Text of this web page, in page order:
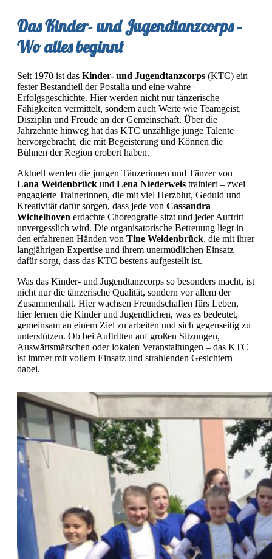
Das Kinder- und Jugendtanzcorps –
Wo alles beginnt
Seit 1970 ist das Kinder- und Jugendtanzcorps (KTC) ein
fester Bestandteil der Postalia und eine wahre
Erfolgsgeschichte. Hier werden nicht nur tänzerische
Fähigkeiten vermittelt, sondern auch Werte wie Teamgeist,
Disziplin und Freude an der Gemeinschaft. Über die
Jahrzehnte hinweg hat das KTC unzählige junge Talente
hervorgebracht, die mit Begeisterung und Können die
Bühnen der Region erobert haben.
Aktuell werden die jungen Tänzerinnen und Tänzer von
Lana Weidenbrück und Lena Niederweis trainiert – zwei
engagierte Trainerinnen, die mit viel Herzblut, Geduld und
Kreativität dafür sorgen, dass jede von Cassandra
Wichelhoven erdachte Choreografie sitzt und jeder Auftritt
unvergesslich wird. Die organisatorische Betreuung liegt in
den erfahrenen Händen von Tine Weidenbrück, die mit ihrer
langjährigen Expertise und ihrem unermüdlichen Einsatz
dafür sorgt, dass das KTC bestens aufgestellt ist.
Was das Kinder- und Jugendtanzcorps so besonders macht, ist
nicht nur die tänzerische Qualität, sondern vor allem der
Zusammenhalt. Hier wachsen Freundschaften fürs Leben,
hier lernen die Kinder und Jugendlichen, was es bedeutet,
gemeinsam an einem Ziel zu arbeiten und sich gegenseitig zu
unterstützen. Ob bei Auftritten auf großen Sitzungen,
Auswärtsmärschen oder lokalen Veranstaltungen – das KTC
ist immer mit vollem Einsatz und strahlenden Gesichtern
dabei.